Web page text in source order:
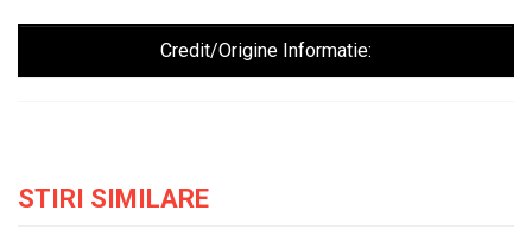
Credit/Origine Informatie:
STIRI SIMILARE